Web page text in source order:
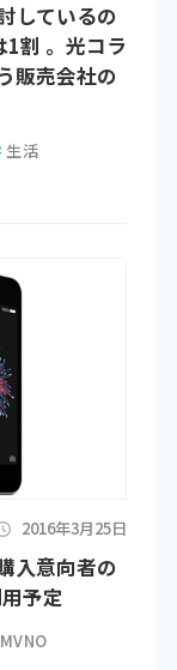
しているの
割 。光コラ
販売会社の
生活
2016年3月25日
入意向者の
予定
MVNO